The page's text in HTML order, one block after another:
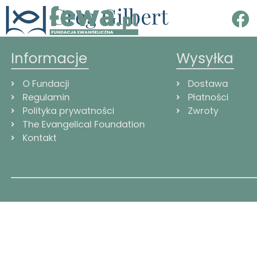
Greg Gilbert
Informacje
O Fundacji
Regulamin
Polityka prywatności
The Evangelical Foundation
Kontakt
Wysyłka
Dostawa
Płatności
Zwroty